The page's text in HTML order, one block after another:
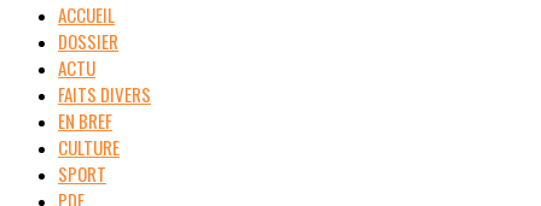
ACCUEIL
DOSSIER
ACTU
FAITS DIVERS
EN BREF
CULTURE
SPORT
PDF